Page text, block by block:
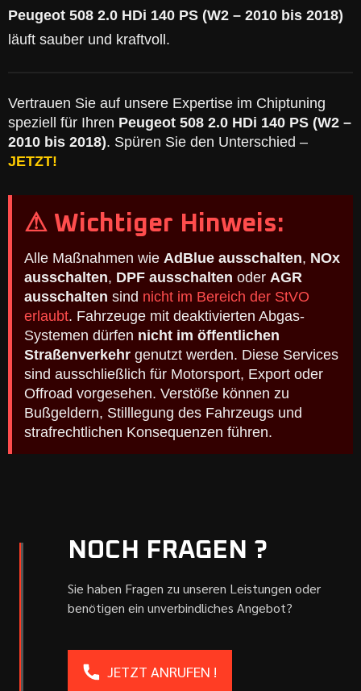
Peugeot 508 2.0 HDi 140 PS (W2 – 2010 bis 2018)
läuft sauber und kraftvoll.
Vertrauen Sie auf unsere Expertise im Chiptuning
speziell für Ihren Peugeot 508 2.0 HDi 140 PS (W2 –
2010 bis 2018). Spüren Sie den Unterschied –
JETZT!
⚠ Wichtiger Hinweis:
Alle Maßnahmen wie AdBlue ausschalten, NOx
ausschalten, DPF ausschalten oder AGR
ausschalten sind nicht im Bereich der StVO
erlaubt. Fahrzeuge mit deaktivierten Abgas-
Systemen dürfen nicht im öffentlichen
Straßenverkehr genutzt werden. Diese Services
sind ausschließlich für Motorsport, Export oder
Offroad vorgesehen. Verstöße können zu
Bußgeldern, Stilllegung des Fahrzeugs und
strafrechtlichen Konsequenzen führen.
NOCH FRAGEN ?
Sie haben Fragen zu unseren Leistungen oder
benötigen ein unverbindliches Angebot?
JETZT ANRUFEN !